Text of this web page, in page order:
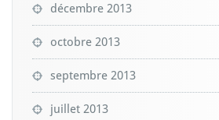
décembre 2013
octobre 2013
septembre 2013
juillet 2013